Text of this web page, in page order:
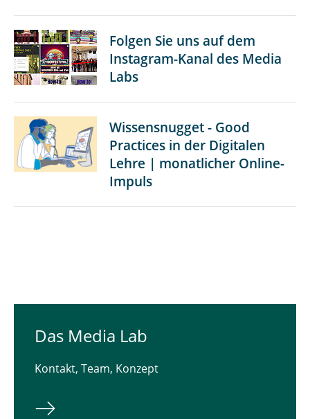
Folgen Sie uns auf dem
Instagram-Kanal des Media
Labs
Wissensnugget - Good
Practices in der Digitalen
Lehre | monatlicher Online-
Impuls
Das Media Lab
Kontakt, Team, Konzept